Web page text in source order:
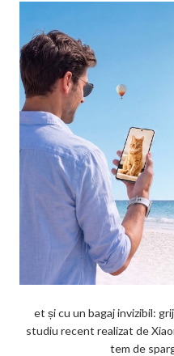
et și cu un bagaj invizibil:
studiu recent realizat de
tem de